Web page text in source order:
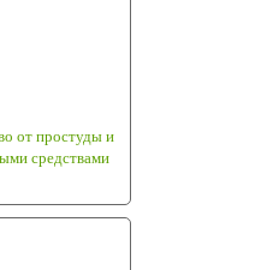
от простуды и
средствами